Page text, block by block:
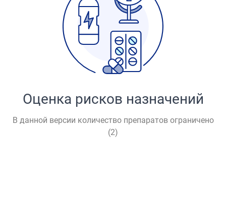
Оценка рисков назначений
В данной версии количество препаратов ограничено
(2)